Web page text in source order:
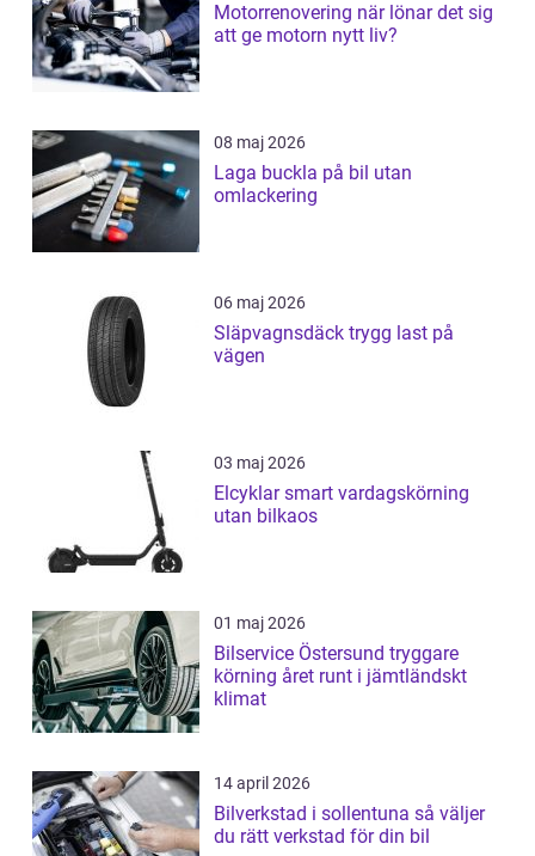
Motorrenovering när lönar det sig
att ge motorn nytt liv?
08 maj 2026
Laga buckla på bil utan
omlackering
06 maj 2026
Släpvagnsdäck trygg last på
vägen
03 maj 2026
Elcyklar smart vardagskörning
utan bilkaos
01 maj 2026
Bilservice Östersund tryggare
körning året runt i jämtländskt
klimat
14 april 2026
Bilverkstad i sollentuna så väljer
du rätt verkstad för din bil